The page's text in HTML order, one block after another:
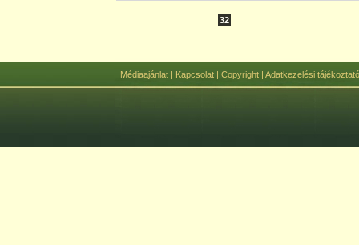
32
Médiaajánlat| Kapcsolat| Copyright| Adatkezelési tájékoztató